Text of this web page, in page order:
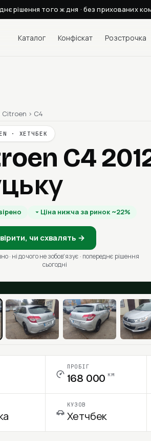
рішення того ж дня · без прихованих
Каталог Конфіскат Розстрочка
Citroen › C4
· ХЕТЧБЕК
C4
Ціна нижча за ринок ~22%
чи схвалять →
· ні до чого не зобовʼязує · попереднє рішення
сьогодні
ПРОБІГ
168 000 км
КУЗОВ
Хетчбек